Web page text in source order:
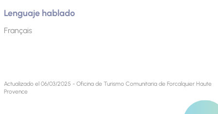
Lenguaje hablado
Français
Actualizado el 06/03/2025 - Oficina de Turismo Comunitaria de Forcalquier Haute
Provence